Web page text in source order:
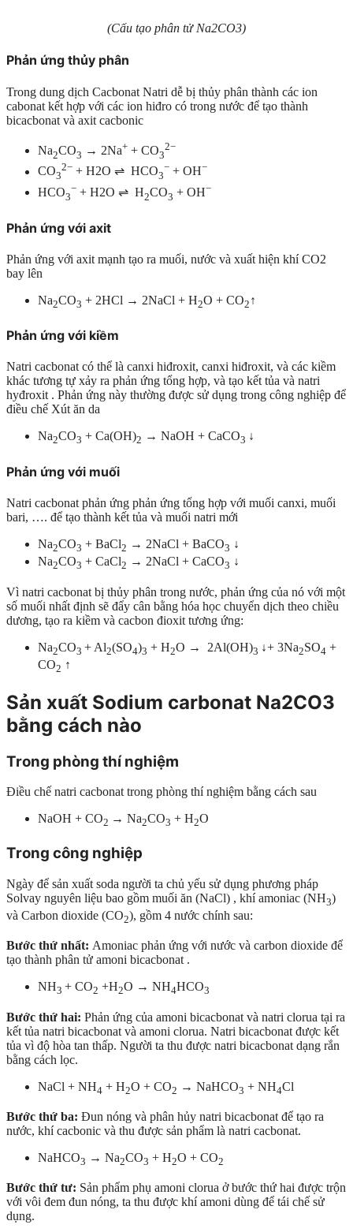
(Cấu tạo phân tử Na2CO3)
Phản ứng thủy phân
Trong dung dịch Cacbonat Natri dễ bị thủy phân thành các ion
cabonat kết hợp với các ion hiđro có trong nước để tạo thành
bicacbonat và axit cacbonic
Na2CO3 → 2Na+ + CO3
2−
CO3
2− + H2O ⇌ HCO3
− + OH−
HCO3
− + H2O ⇌ H2CO3 + OH−
Phản ứng với axit
Phản ứng với axit mạnh tạo ra muối, nước và xuất hiện khí CO2
bay lên
Na2CO3 + 2HCl → 2NaCl + H2O + CO2 ↑
Phản ứng với kiềm
Natri cacbonat có thể là canxi hiđroxit, canxi hiđroxit, và các kiềm
khác tương tự xảy ra phản ứng tổng hợp, và tạo kết tủa và natri
hyđroxit . Phản ứng này thường được sử dụng trong công nghiệp để
điều chế Xút ăn da
Na2CO3 + Ca(OH)2 → NaOH + CaCO3 ↓
Phản ứng với muối
Natri cacbonat phản ứng phản ứng tổng hợp với muối canxi, muối
bari, …. để tạo thành kết tủa và muối natri mới
Na2CO3 + BaCl2 → 2NaCl + BaCO3 ↓
Na2CO3 + CaCl2 → 2NaCl + CaCO3 ↓
Vì natri cacbonat bị thủy phân trong nước, phản ứng của nó với một
số muối nhất định sẽ đẩy cân bằng hóa học chuyển dịch theo chiều
dương, tạo ra kiềm và cacbon đioxit tương ứng:
Na2CO3 + Al2(SO4)3 + H2O → 2Al(OH)3 ↓+ 3Na2SO4 +
CO2 ↑
Sản xuất Sodium carbonat Na2CO3
bằng cách nào
Trong phòng thí nghiệm
Điều chế natri cacbonat trong phòng thí nghiệm bằng cách sau
NaOH + CO2 → Na2CO3 + H2O
Trong công nghiệp
Ngày để sản xuất soda người ta chủ yếu sử dụng phương pháp
Solvay nguyên liệu bao gồm muối ăn (NaCl) , khí amoniac (NH3)
và Carbon dioxide (CO2), gồm 4 nước chính sau:
Bước thứ nhất: Amoniac phản ứng với nước và carbon dioxide để
tạo thành phân tử amoni bicacbonat .
NH3 + CO2 +H2O → NH4HCO3
Bước thứ hai: Phản ứng của amoni bicacbonat và natri clorua tại ra
kết tủa natri bicacbonat và amoni clorua. Natri bicacbonat được kết
tủa vì độ hòa tan thấp. Người ta thu được natri bicacbonat dạng rắn
bằng cách lọc.
NaCl + NH4 + H2O + CO2 → NaHCO3 + NH4Cl
Bước thứ ba: Đun nóng và phân hủy natri bicacbonat để tạo ra
nước, khí cacbonic và thu được sản phẩm là natri cacbonat.
NaHCO3 → Na2CO3 + H2O + CO2
Bước thứ tư: Sản phẩm phụ amoni clorua ở bước thứ hai được trộn
với vôi đem đun nóng, ta thu được khí amoni dùng để tái chế sử
dụng.